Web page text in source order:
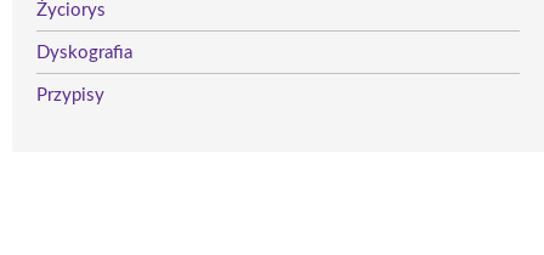
Życiorys
Dyskografia
Przypisy